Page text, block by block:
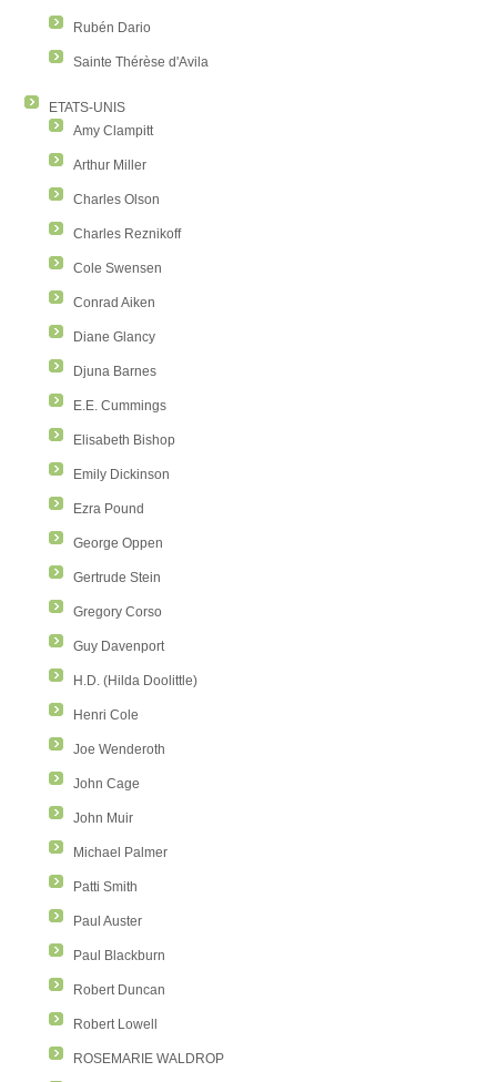
Rubén Dario
Sainte Thérèse d'Avila
ETATS-UNIS
Amy Clampitt
Arthur Miller
Charles Olson
Charles Reznikoff
Cole Swensen
Conrad Aiken
Diane Glancy
Djuna Barnes
E.E. Cummings
Elisabeth Bishop
Emily Dickinson
Ezra Pound
George Oppen
Gertrude Stein
Gregory Corso
Guy Davenport
H.D. (Hilda Doolittle)
Henri Cole
Joe Wenderoth
John Cage
John Muir
Michael Palmer
Patti Smith
Paul Auster
Paul Blackburn
Robert Duncan
Robert Lowell
ROSEMARIE WALDROP